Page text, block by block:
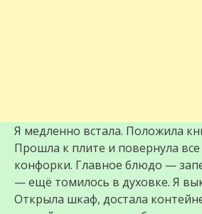
Я медленно встала. Положила
Прошла к плите и повернула
конфорки. Главное блюдо —
— ещё томилось в духовке. Я
Открыла шкаф, достала